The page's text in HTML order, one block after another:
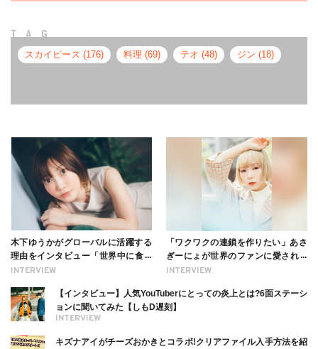
TAG
スカイピース (176) 料理 (69) テオ (48) ジン (18)
INTERVIEW
木下ゆうかがグローバルに活躍する
理由をインタビュー「世界中に食べ
る幸せを伝えたい」新事務所加入に
INTERVIEW
「ワクワクの連鎖を作りたい」あさ
ぎーにょが世界のファンに愛される
理由【インタビュー】
INTERVIEW
【インタビュー】人気YouTuberにとっての炎上とは?6面ステーシ
ョンに聞いてみた【しもD遅刻】
キズナアイがチーズおかきとコラボ!クリアファイル入手方法を紹